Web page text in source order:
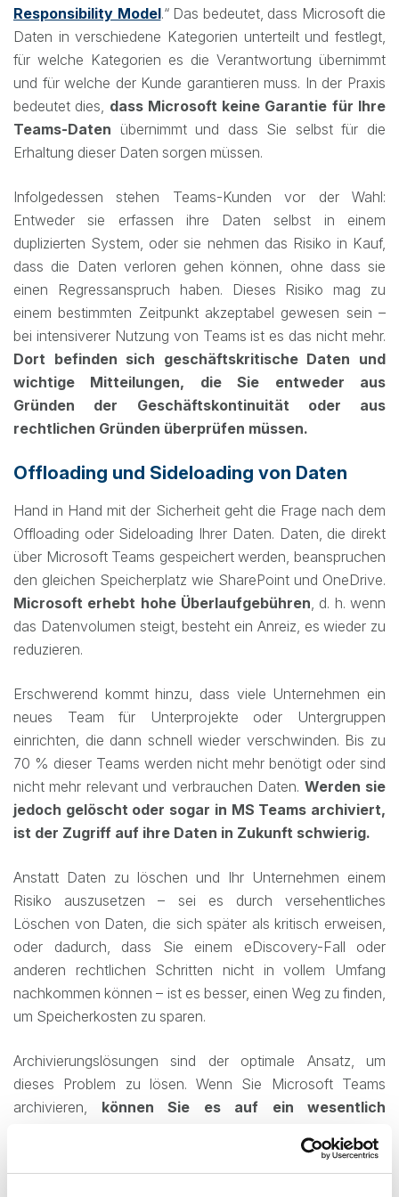
Responsibility Model.“ Das bedeutet, dass Microsoft die
Daten in verschiedene Kategorien unterteilt und festlegt,
für welche Kategorien es die Verantwortung übernimmt
und für welche der Kunde garantieren muss. In der Praxis
bedeutet dies, dass Microsoft keine Garantie für Ihre
Teams-Daten übernimmt und dass Sie selbst für die
Erhaltung dieser Daten sorgen müssen.
Infolgedessen stehen Teams-Kunden vor der Wahl:
Entweder sie erfassen ihre Daten selbst in einem
duplizierten System, oder sie nehmen das Risiko in Kauf,
dass die Daten verloren gehen können, ohne dass sie
einen Regressanspruch haben. Dieses Risiko mag zu
einem bestimmten Zeitpunkt akzeptabel gewesen sein –
bei intensiverer Nutzung von Teams ist es das nicht mehr.
Dort befinden sich geschäftskritische Daten und
wichtige Mitteilungen, die Sie entweder aus
Gründen der Geschäftskontinuität oder aus
rechtlichen Gründen überprüfen müssen.
Offloading und Sideloading von Daten
Hand in Hand mit der Sicherheit geht die Frage nach dem
Offloading oder Sideloading Ihrer Daten. Daten, die direkt
über Microsoft Teams gespeichert werden, beanspruchen
den gleichen Speicherplatz wie SharePoint und OneDrive.
Microsoft erhebt hohe Überlaufgebühren, d. h. wenn
das Datenvolumen steigt, besteht ein Anreiz, es wieder zu
reduzieren.
Erschwerend kommt hinzu, dass viele Unternehmen ein
neues Team für Unterprojekte oder Untergruppen
einrichten, die dann schnell wieder verschwinden. Bis zu
70 % dieser Teams werden nicht mehr benötigt oder sind
nicht mehr relevant und verbrauchen Daten. Werden sie
jedoch gelöscht oder sogar in MS Teams archiviert,
ist der Zugriff auf ihre Daten in Zukunft schwierig.
Anstatt Daten zu löschen und Ihr Unternehmen einem
Risiko auszusetzen – sei es durch versehentliches
Löschen von Daten, die sich später als kritisch erweisen,
oder dadurch, dass Sie einem eDiscovery-Fall oder
anderen rechtlichen Schritten nicht in vollem Umfang
nachkommen können – ist es besser, einen Weg zu finden,
um Speicherkosten zu sparen.
Archivierungslösungen sind der optimale Ansatz, um
dieses Problem zu lösen. Wenn Sie Microsoft Teams
archivieren, können Sie es auf ein wesentlich
SharePoint integrierten Gebühren für
Überlaufspeicher umgehen. Gleichzeitig stellen Sie